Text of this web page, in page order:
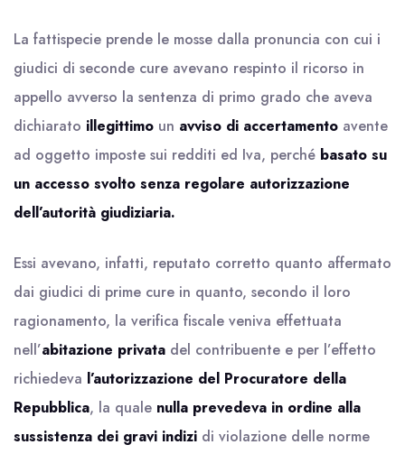
La fattispecie prende le mosse dalla pronuncia con cui i
giudici di seconde cure avevano respinto il ricorso in
appello avverso la sentenza di primo grado che aveva
dichiarato illegittimo un avviso di accertamento avente
ad oggetto imposte sui redditi ed Iva, perché basato su
un accesso svolto senza regolare autorizzazione
dell’autorità giudiziaria.
Essi avevano, infatti, reputato corretto quanto affermato
dai giudici di prime cure in quanto, secondo il loro
ragionamento, la verifica fiscale veniva effettuata
nell’abitazione privata del contribuente e per l’effetto
richiedeva l’autorizzazione del Procuratore della
Repubblica, la quale nulla prevedeva in ordine alla
sussistenza dei gravi indizi di violazione delle norme